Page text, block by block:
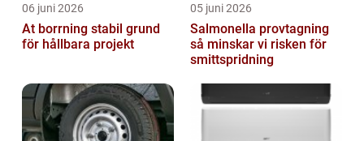
06 juni 2026
At borrning stabil grund
för hållbara projekt
05 juni 2026
Salmonella provtagning
så minskar vi risken för
smittspridning